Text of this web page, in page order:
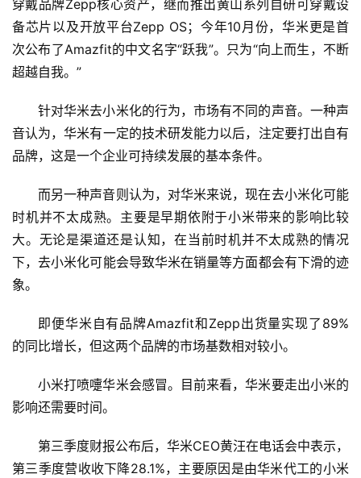
页
商
5
穿戴品牌Zepp核心资产，继而推出黄山系列自研可穿戴设
备芯片以及开放平台Zepp OS；今年10月份，华米更是首
次公布了Amazfit的中文名字“跃我”。只为“向上而生，不断
超越自我。”
针对华米去小米化的行为，市场有不同的声音。一种声
音认为，华米有一定的技术研发能力以后，注定要打出自有
品牌，这是一个企业可持续发展的基本条件。
而另一种声音则认为，对华米来说，现在去小米化可能
时机并不太成熟。主要是早期依附于小米带来的影响比较
大。无论是渠道还是认知，在当前时机并不太成熟的情况
下，去小米化可能会导致华米在销量等方面都会有下滑的迹
象。
即便华米自有品牌Amazfit和Zepp出货量实现了89%
的同比增长，但这两个品牌的市场基数相对较小。
小米打喷嚏华米会感冒。目前来看，华米要走出小米的
影响还需要时间。
第三季度财报公布后，华米CEO黄汪在电话会中表示，
第三季度营收收下降28.1%，主要原因是由华米代工的小米